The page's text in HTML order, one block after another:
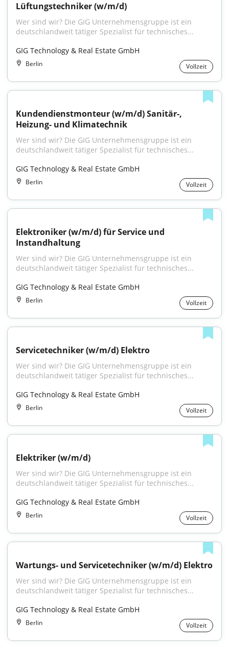
Lüftungstechniker (w/m/d)
Wer sind wir? Die GIG Unternehmensgruppe ist ein
deutschlandweit tätiger Spezialist für technisches...
GIG Technology & Real Estate GmbH
Berlin Vollzeit
Kundendienstmonteur (w/m/d) Sanitär-,
Heizung- und Klimatechnik
Wer sind wir? Die GIG Unternehmensgruppe ist ein
deutschlandweit tätiger Spezialist für technisches...
GIG Technology & Real Estate GmbH
Berlin Vollzeit
Elektroniker (w/m/d) für Service und
Instandhaltung
Wer sind wir? Die GIG Unternehmensgruppe ist ein
deutschlandweit tätiger Spezialist für technisches...
GIG Technology & Real Estate GmbH
Berlin Vollzeit
Servicetechniker (w/m/d) Elektro
Wer sind wir? Die GIG Unternehmensgruppe ist ein
deutschlandweit tätiger Spezialist für technisches...
GIG Technology & Real Estate GmbH
Berlin Vollzeit
Elektriker (w/m/d)
Wer sind wir? Die GIG Unternehmensgruppe ist ein
deutschlandweit tätiger Spezialist für technisches...
GIG Technology & Real Estate GmbH
Berlin Vollzeit
Wartungs- und Servicetechniker (w/m/d) Elektro
Wer sind wir? Die GIG Unternehmensgruppe ist ein
deutschlandweit tätiger Spezialist für technisches...
GIG Technology & Real Estate GmbH
Berlin Vollzeit